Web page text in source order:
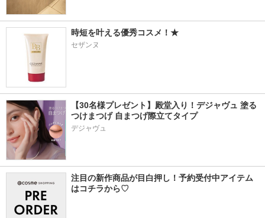
時短を叶える優秀コスメ！★
セザンヌ
【30名様プレゼント】殿堂入り！デジャヴュ 塗る
つけまつげ 自まつげ際立てタイプ
デジャヴュ
注目の新作商品が目白押し！予約受付中アイテム
はコチラから♡